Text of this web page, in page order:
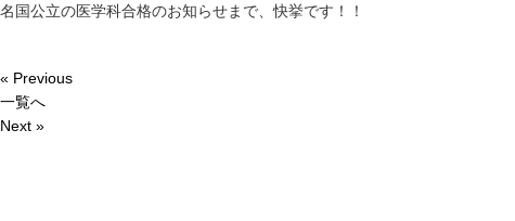
名国公立の医学科合格のお知らせまで、快挙です！！
« Previous
一覧へ
Next »